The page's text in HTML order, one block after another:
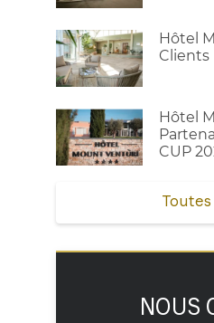
Hôtel
Clients
Hôtel
CUP
NOUS